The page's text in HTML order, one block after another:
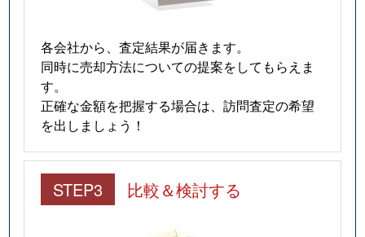
各会社から、査定結果が届きます。
同時に売却方法についての提案をしてもらえま
す。
正確な金額を把握する場合は、訪問査定の希望
を出しましょう！
STEP3 比較＆検討する